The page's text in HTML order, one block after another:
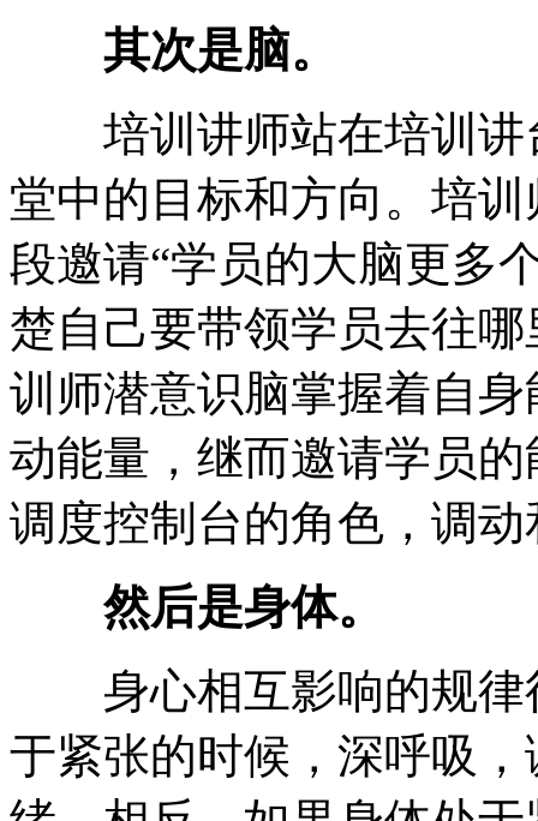
其次是脑。
培训讲师站在培训讲
堂中的目标和方向。培
段邀请“学员的大脑更多
楚自己要带领学员去往
训师潜意识脑掌握着自
动能量，继而邀请学员
调度控制台的角色，调
然后是身体。
身心相互影响的规律
于紧张的时候，深呼吸